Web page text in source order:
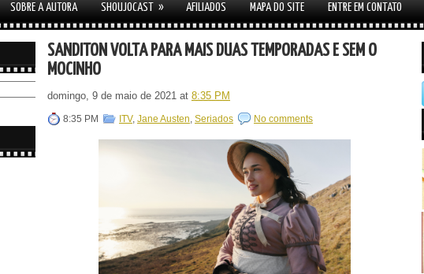
SOBRE A AUTORA SHOUJOCAST » AFILIADOS MAPA DO SITE ENTRE EM CONTATO
SANDITON VOLTA PARA MAIS DUAS TEMPORADAS E SEM O
MOCINHO
domingo, 9 de maio de 2021 at 8:35 PM
8:35 PM ITV, Jane Austen, Seriados No comments